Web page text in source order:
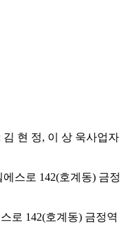
김 현 정, 이 상 욱사업자
스로 142(호계동) 금정
로 142(호계동) 금정역